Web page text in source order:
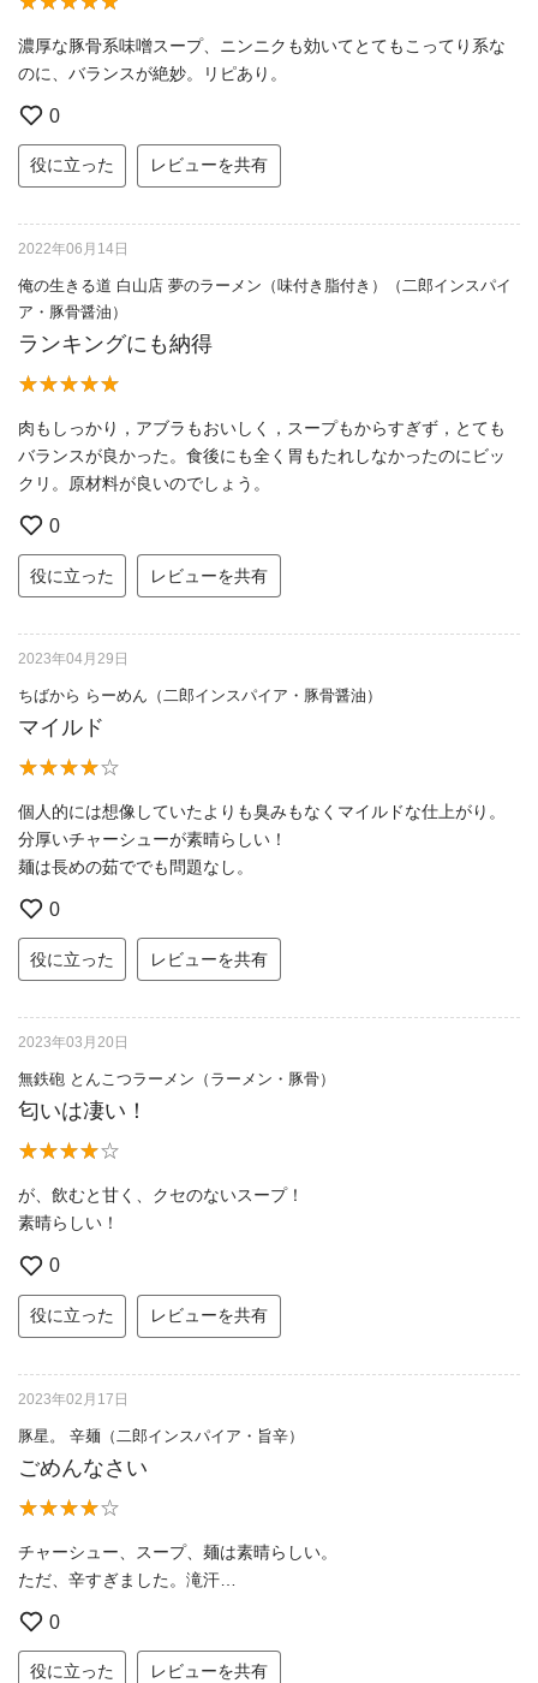
濃厚な豚骨系味噌スープ、ニンニクも効いてとてもこってり系な
のに、バランスが絶妙。リピあり。
0
役に立った レビューを共有
2022年06月14日
俺の生きる道 白山店 夢のラーメン（味付き脂付き）（二郎インスパイ
ア・豚骨醤油）
ランキングにも納得
肉もしっかり，アブラもおいしく，スープもからすぎず，とても
バランスが良かった。食後にも全く胃もたれしなかったのにビッ
クリ。原材料が良いのでしょう。
0
役に立った レビューを共有
2023年04月29日
ちばから らーめん（二郎インスパイア・豚骨醤油）
マイルド
個人的には想像していたよりも臭みもなくマイルドな仕上がり。
分厚いチャーシューが素晴らしい！
麺は長めの茹ででも問題なし。
0
役に立った レビューを共有
2023年03月20日
無鉄砲 とんこつラーメン（ラーメン・豚骨）
匂いは凄い！
が、飲むと甘く、クセのないスープ！
素晴らしい！
0
役に立った レビューを共有
2023年02月17日
豚星。 辛麺（二郎インスパイア・旨辛）
ごめんなさい
チャーシュー、スープ、麺は素晴らしい。
ただ、辛すぎました。滝汗…
0
役に立った レビューを共有